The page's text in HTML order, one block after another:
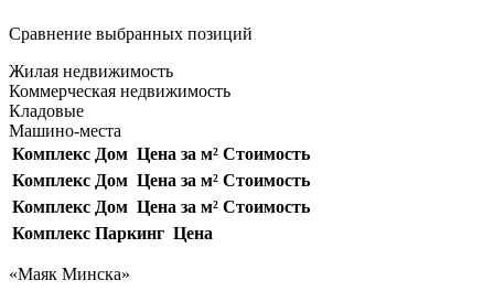
Сравнение выбранных позиций
Жилая недвижимость
Коммерческая недвижимость
Кладовые
Машино-места
Комплекс Дом Цена за м² Стоимость
Комплекс Дом Цена за м² Стоимость
Комплекс Дом Цена за м² Стоимость
Комплекс Паркинг Цена
«Маяк Минска»